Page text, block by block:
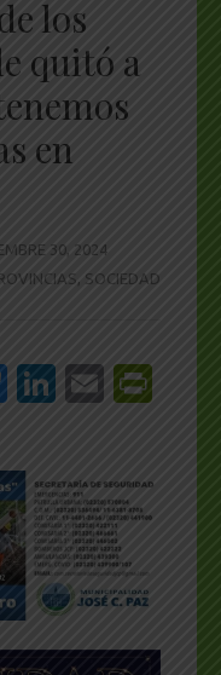
los
quitó a
en
30, 2024
, SOCIEDAD
Bluesky
LinkedIn
Email